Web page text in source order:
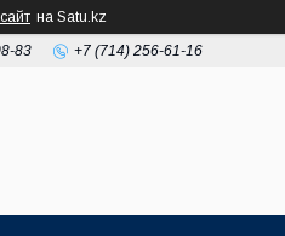
на Satu.kz
83 +7 (714) 256-61-16